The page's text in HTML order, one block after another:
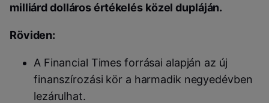
milliárd dolláros értékelés közel dupláján.
Röviden:
A Financial Times forrásai alapján az új
finanszírozási kör a harmadik negyedévben
lezárulhat.